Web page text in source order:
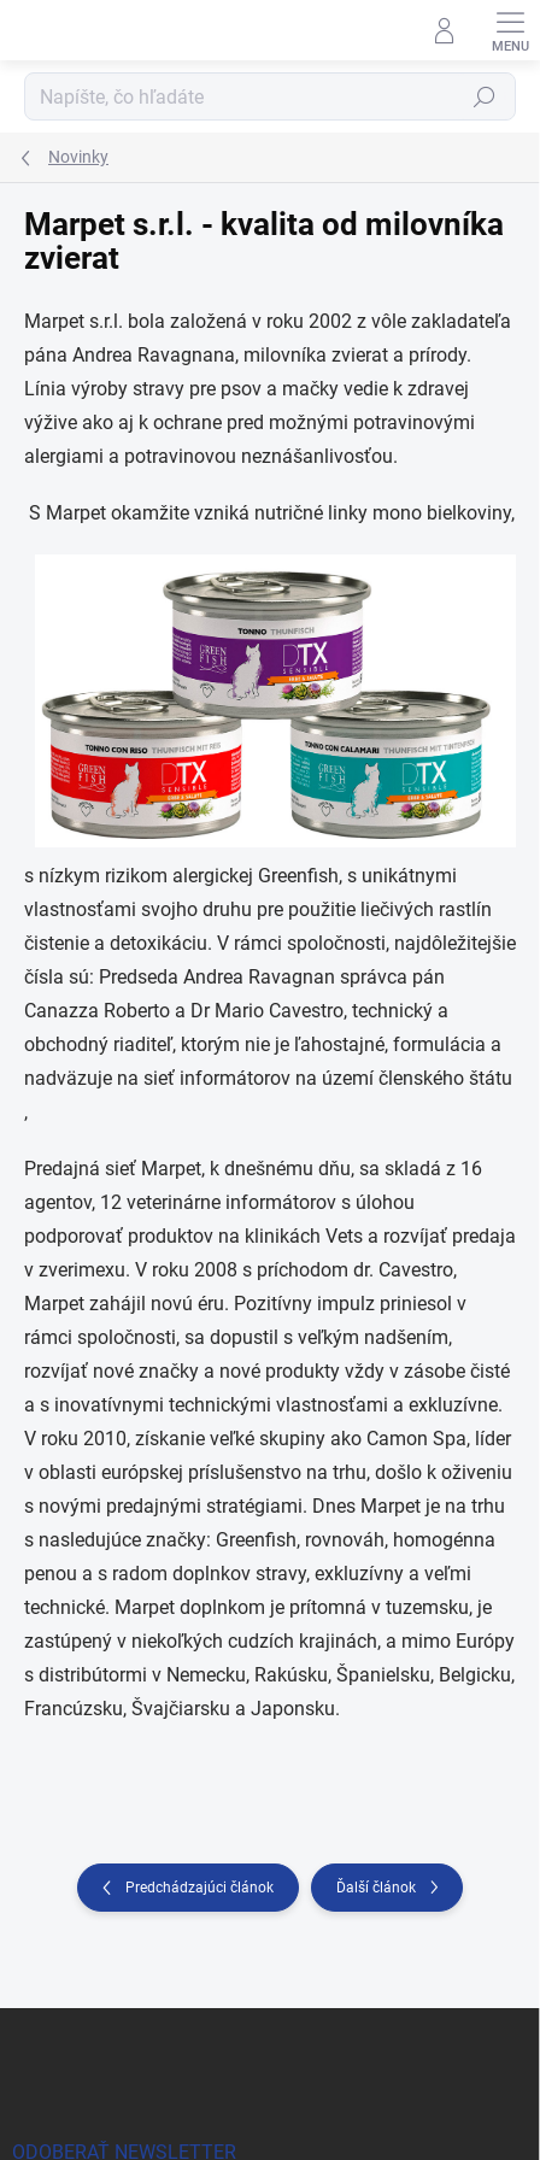
Hľadať
Novinky
Marpet s.r.l. - kvalita od milovníka
zvierat
Marpet s.r.l. bola založená v roku 2002 z vôle zakladateľa
pána Andrea Ravagnana, milovníka zvierat a prírody.
Línia výroby stravy pre psov a mačky vedie k zdravej
výžive ako aj k ochrane pred možnými potravinovými
alergiami a potravinovou neznášanlivosťou.
S Marpet okamžite vzniká nutričné ​​linky mono bielkoviny,
s nízkym rizikom alergickej Greenfish, s unikátnymi
vlastnosťami svojho druhu pre použitie liečivých rastlín
čistenie a detoxikáciu. V rámci spoločnosti, najdôležitejšie
čísla sú: Predseda Andrea Ravagnan správca pán
Canazza Roberto a Dr Mario Cavestro, technický a
obchodný riaditeľ, ktorým nie je ľahostajné, formulácia a
nadväzuje na sieť informátorov na území členského štátu
,
Predajná sieť Marpet, k dnešnému dňu, sa skladá z 16
agentov, 12 veterinárne informátorov s úlohou
podporovať produktov na klinikách Vets a rozvíjať predaja
v zverimexu. V roku 2008 s príchodom dr. Cavestro,
Marpet zahájil novú éru. Pozitívny impulz priniesol v
rámci spoločnosti, sa dopustil s veľkým nadšením,
rozvíjať nové značky a nové produkty vždy v zásobe čisté
a s inovatívnymi technickými vlastnosťami a exkluzívne.
V roku 2010, získanie veľké skupiny ako Camon Spa, líder
v oblasti európskej príslušenstvo na trhu, došlo k oživeniu
s novými predajnými stratégiami. Dnes Marpet je na trhu
s nasledujúce značky: Greenfish, rovnováh, homogénna
penou a s radom doplnkov stravy, exkluzívny a veľmi
technické. Marpet doplnkom je prítomná v tuzemsku, je
zastúpený v niekoľkých cudzích krajinách, a mimo Európy
s distribútormi v Nemecku, Rakúsku, Španielsku, Belgicku,
Francúzsku, Švajčiarsku a Japonsku.
Predchádzajúci článok Ďalší článok
ODOBERAŤ NEWSLETTER